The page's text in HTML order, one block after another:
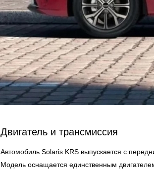
Двигатель и трансмиссия
Автомобиль Solaris KRS выпускается с
Модель оснащается единственным